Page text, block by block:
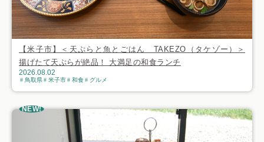
【米子市】＜天ぷらと魚とごはん TAKEZO（タケゾー）＞
揚げたて天ぷらが絶品！ 大満足の和食ランチ
2026.08.02
鳥取県 米子市 和食 グルメ
NEW!